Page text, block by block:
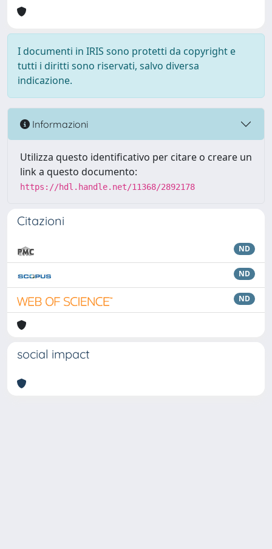
I documenti in IRIS sono protetti da copyright e
tutti i diritti sono riservati, salvo diversa
indicazione.
Informazioni
Utilizza questo identificativo per citare o creare un
link a questo documento:
https://hdl.handle.net/11368/2892178
Citazioni
ND
ND
ND
social impact